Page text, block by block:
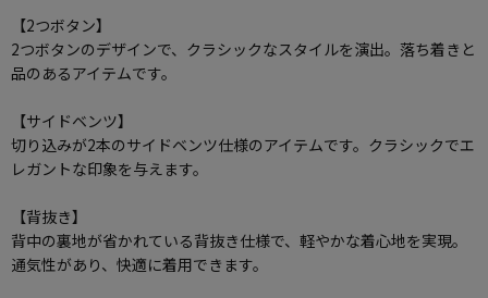
【2つボタン】
2つボタンのデザインで、クラシックなスタイルを演出。落ち着きと
品のあるアイテムです。
【サイドベンツ】
切り込みが2本のサイドベンツ仕様のアイテムです。クラシックでエ
レガントな印象を与えます。
【背抜き】
背中の裏地が省かれている背抜き仕様で、軽やかな着心地を実現。
通気性があり、快適に着用できます。